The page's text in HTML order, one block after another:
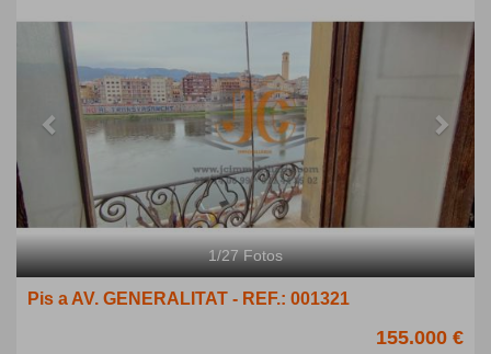
1/27Fotos
Pis a AV. GENERALITAT - REF.: 001321
155.000 €